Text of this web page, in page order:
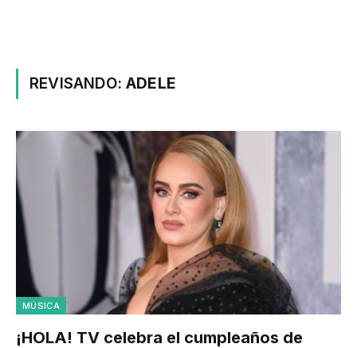
REVISANDO:ADELE
MÚSICA
¡HOLA! TV celebra el cumpleaños de